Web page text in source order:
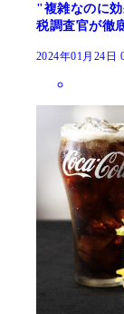
"複雑なのに
税調査官が徹
2024年01月24日